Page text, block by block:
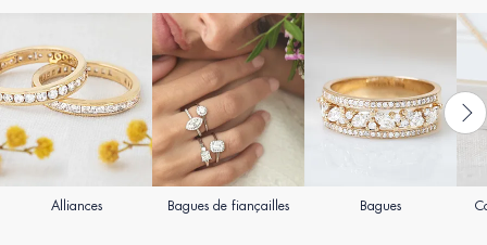
Alliances Bagues de fiançailles Bagues